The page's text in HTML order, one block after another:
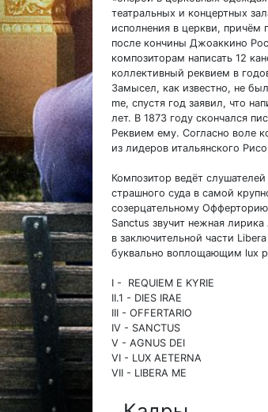
театральных и концертных
исполнения в церкви, причём
после кончины Джоаккино
композиторам написать 12
коллективный реквием в
Замысел, как известно, не
me, спустя год заявил, что
лет. В 1873 году скончался
Реквием ему. Согласно воле
из лидеров итальянского
Композитор ведёт
страшного суда в самой
созерцательному
Sanctus звучит нежная
в заключительной части
буквально воплощающим lux
I - REQUIEM E KYRIE
II.1 - DIES IRAE
III - OFFERTARIO
IV - SANCTUS
V - AGNUS DEI
VI - LUX AETERNA
VII - LIBERA ME